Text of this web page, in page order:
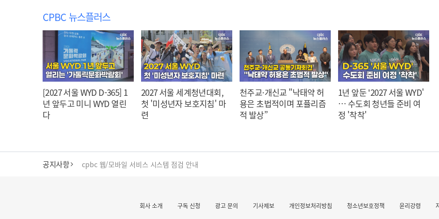
CPBC 뉴스플러스
[2027 서울 WYD D-365] 1
년 앞두고 미니 WYD 열린
다
2027 서울 세계청년대회,
첫 '미성년자 보호지침' 마
련
천주교·개신교 "낙태약 허
용은 초법적이며 포퓰리즘
적 발상”
1년 앞둔 '2027 서울 WYD'
… 수도회 청년들 준비 여
정 '착착'
공지사항 cpbc 웹/모바일 서비스 시스템 점검 안내
회사 소개 구독 신청 광고 문의 기사제보 개인정보처리방침 청소년보호정책 윤리강령